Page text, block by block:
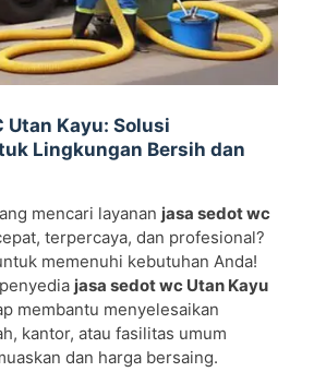
Utan Kayu: Solusi
Lingkungan Bersih dan
mencari layanan jasa sedot wc
terpercaya, dan profesional?
memenuhi kebutuhan Anda!
jasa sedot wc Utan Kayu
membantu menyelesaikan
kantor, atau fasilitas umum
dan harga bersaing.